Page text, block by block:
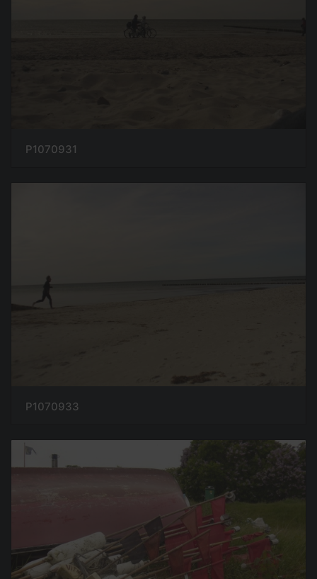
P1070931
P1070933